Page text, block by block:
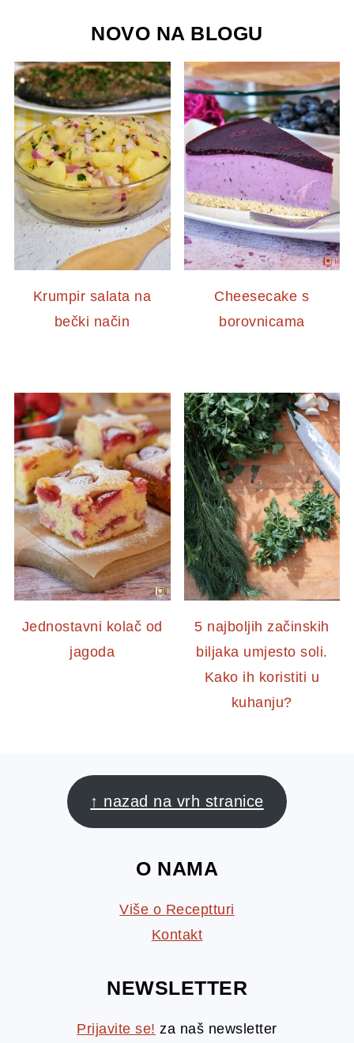
NOVO NA BLOGU
Krumpir salata na
bečki način
Cheesecake s
borovnicama
Jednostavni kolač od
jagoda
5 najboljih začinskih
biljaka umjesto soli.
Kako ih koristiti u
kuhanju?
FOOTER
↑ nazad na vrh stranice
O NAMA
Više o Receptturi
Kontakt
NEWSLETTER
Prijavite se! za naš newsletter